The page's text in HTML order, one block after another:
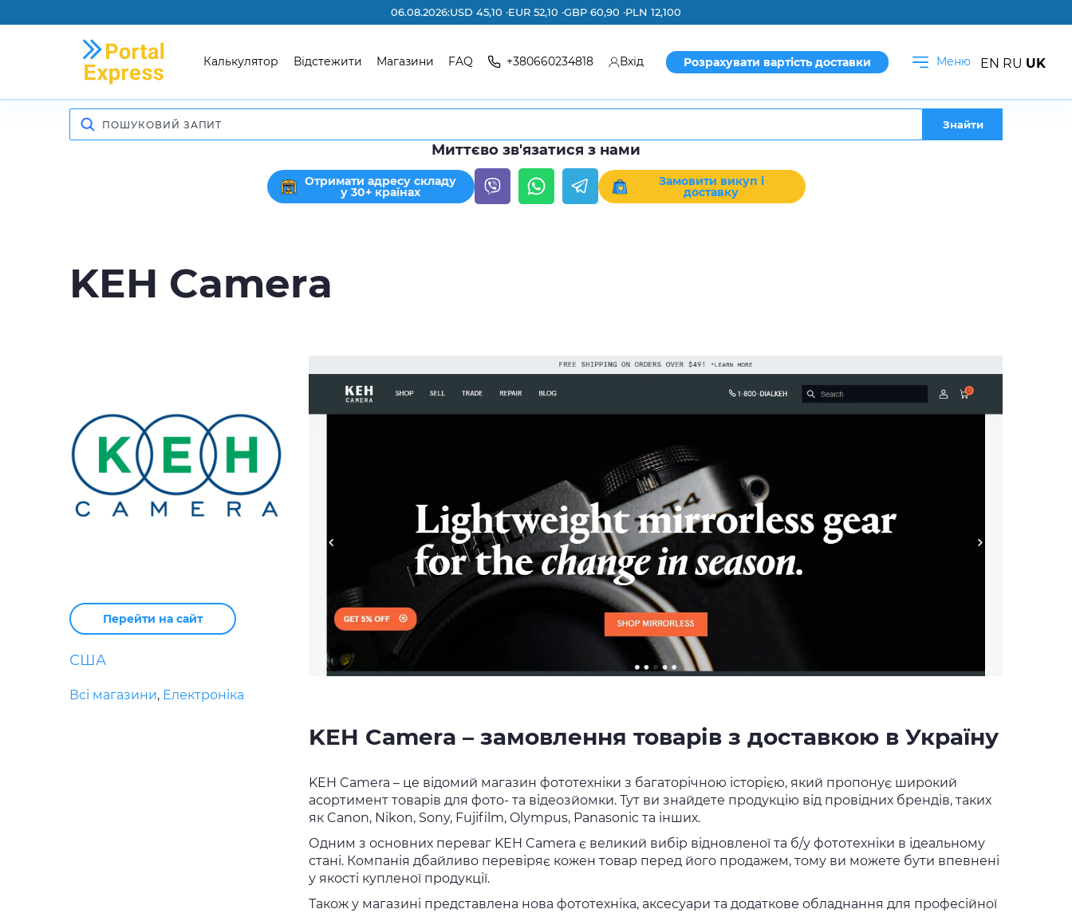
06.08.2026:USD 45,10 ·EUR 52,10 ·GBP 60,90 ·PLN 12,100
Калькулятор Відстежити Магазини FAQ +380660234818 Вхід Розрахувати вартість доставки Меню
Знайти
Миттєво зв'язатися з нами
Отримати адресу складу
у 30+ країнах
Замовити викуп і
доставку
KEH Camera
Перейти на сайт
США
Всі магазини, Електроніка
KEH Camera – замовлення товарів з доставкою в Україну
KEH Camera – це відомий магазин фототехніки з багаторічною історією, який пропонує широкий
асортимент товарів для фото- та відеозйомки. Тут ви знайдете продукцію від провідних брендів, таких
як Canon, Nikon, Sony, Fujifilm, Olympus, Panasonic та інших.
Одним з основних переваг KEH Camera є великий вибір відновленої та б/у фототехніки в ідеальному
стані. Компанія дбайливо перевіряє кожен товар перед його продажем, тому ви можете бути впевнені
у якості купленої продукції.
Також у магазині представлена нова фототехніка, аксесуари та додаткове обладнання для професійної
EN RU UK